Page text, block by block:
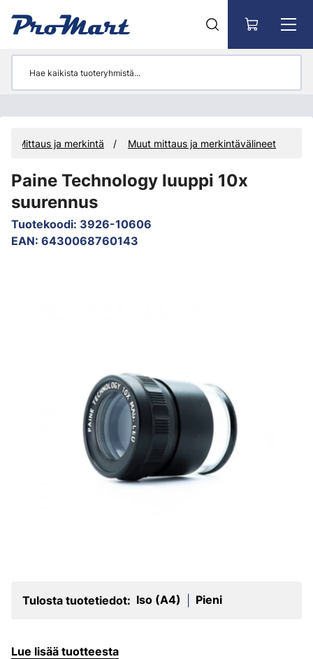
Mittaus ja merkintä Muut mittaus ja merkintävälineet
Paine Technology luuppi 10x
suurennus
Tuotekoodi: 3926-10606
EAN: 6430068760143
Tulosta tuotetiedot: Iso (A4) Pieni
Lue lisää tuotteesta